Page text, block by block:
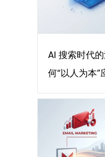
AI 搜索时代
何“以人为本”